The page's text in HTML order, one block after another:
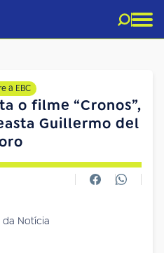
a EBC
o filme “Cronos”,
Guillermo del